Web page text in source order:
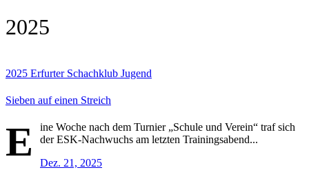
2025
2025 Erfurter Schachklub Jugend
Sieben auf einen Streich
E
ine Woche nach dem Turnier „Schule und Verein“ traf sich
der ESK-Nachwuchs am letzten Trainingsabend...
Dez. 21, 2025